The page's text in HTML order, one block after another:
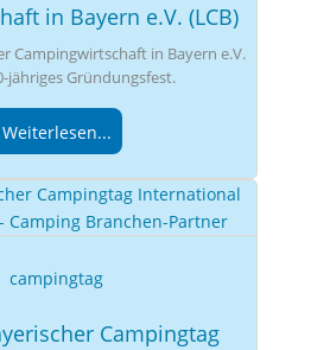
in Bayern e.V. (LCB)
Campingwirtschaft in Bayern e.V.
jähriges Gründungsfest.
Weiterlesen...
Campingtag
campingtag